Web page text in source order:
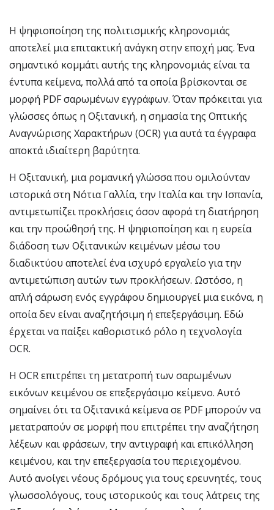
Η ψηφιοποίηση της πολιτισμικής κληρονομιάς
αποτελεί μια επιτακτική ανάγκη στην εποχή μας. Ένα
σημαντικό κομμάτι αυτής της κληρονομιάς είναι τα
έντυπα κείμενα, πολλά από τα οποία βρίσκονται σε
μορφή PDF σαρωμένων εγγράφων. Όταν πρόκειται για
γλώσσες όπως η Οξιτανική, η σημασία της Οπτικής
Αναγνώρισης Χαρακτήρων (OCR) για αυτά τα έγγραφα
αποκτά ιδιαίτερη βαρύτητα.
Η Οξιτανική, μια ρομανική γλώσσα που ομιλούνταν
ιστορικά στη Νότια Γαλλία, την Ιταλία και την Ισπανία,
αντιμετωπίζει προκλήσεις όσον αφορά τη διατήρηση
και την προώθησή της. Η ψηφιοποίηση και η ευρεία
διάδοση των Οξιτανικών κειμένων μέσω του
διαδικτύου αποτελεί ένα ισχυρό εργαλείο για την
αντιμετώπιση αυτών των προκλήσεων. Ωστόσο, η
απλή σάρωση ενός εγγράφου δημιουργεί μια εικόνα, η
οποία δεν είναι αναζητήσιμη ή επεξεργάσιμη. Εδώ
έρχεται να παίξει καθοριστικό ρόλο η τεχνολογία
OCR.
Η OCR επιτρέπει τη μετατροπή των σαρωμένων
εικόνων κειμένου σε επεξεργάσιμο κείμενο. Αυτό
σημαίνει ότι τα Οξιτανικά κείμενα σε PDF μπορούν να
μετατραπούν σε μορφή που επιτρέπει την αναζήτηση
λέξεων και φράσεων, την αντιγραφή και επικόλληση
κειμένου, και την επεξεργασία του περιεχομένου.
Αυτό ανοίγει νέους δρόμους για τους ερευνητές, τους
γλωσσολόγους, τους ιστορικούς και τους λάτρεις της